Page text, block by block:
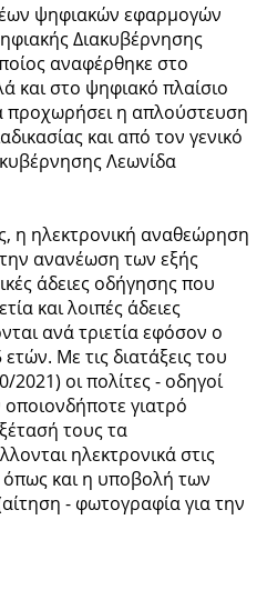
ψηφιακών εφαρμογών
Διακυβέρνησης
αναφέρθηκε στο
και στο ψηφιακό πλαίσιο
προχωρήσει η απλούστευση
και από τον γενικό
Λεωνίδα
η ηλεκτρονική αναθεώρηση
ανανέωση των εξής
άδειες οδήγησης που
και λοιπές άδειες
ανά τριετία εφόσον ο
Με τις διατάξεις του
οι πολίτες - οδηγοί
γιατρό
τους τα
ηλεκτρονικά στις
και η υποβολή των
- φωτογραφία για την